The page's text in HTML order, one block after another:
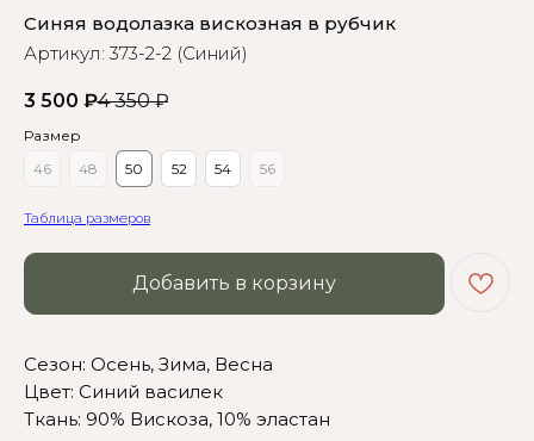
Синяя водолазка вискозная в рубчик
Артикул: 373-2-2 (Синий)
3 500 ₽4 350 ₽
Размер
46
48 50 52 54 56
Таблица размеров
Добавить в корзину
Сезон: Осень, Зима, Весна
Цвет: Синий василек
Ткань: 90% Вискоза, 10% эластан
Сомневаетесь в выборе?
Нажмите сюда
посмотреть размерную сетку